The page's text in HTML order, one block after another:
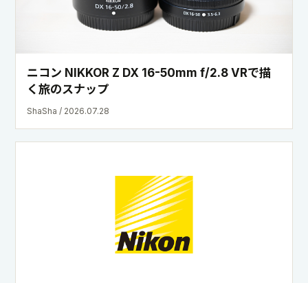
ニコン NIKKOR Z DX 16-50mm f/2.8 VRで描
く旅のスナップ
ShaSha / 2026.07.28